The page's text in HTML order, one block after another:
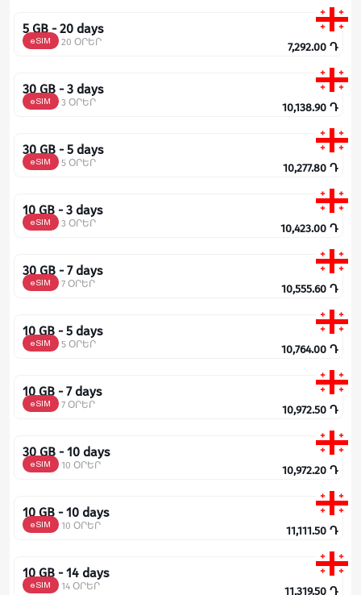
5 GB - 20 days
eSIM 20 ՕՐԵՐ 7,292.00 Դ
30 GB - 3 days
eSIM 3 ՕՐԵՐ 10,138.90 Դ
30 GB - 5 days
eSIM 5 ՕՐԵՐ 10,277.80 Դ
10 GB - 3 days
eSIM 3 ՕՐԵՐ 10,423.00 Դ
30 GB - 7 days
eSIM 7 ՕՐԵՐ 10,555.60 Դ
10 GB - 5 days
eSIM 5 ՕՐԵՐ 10,764.00 Դ
10 GB - 7 days
eSIM 7 ՕՐԵՐ 10,972.50 Դ
30 GB - 10 days
eSIM 10 ՕՐԵՐ 10,972.20 Դ
10 GB - 10 days
eSIM 10 ՕՐԵՐ 11,111.50 Դ
10 GB - 14 days
eSIM 14 ՕՐԵՐ 11,319.50 Դ